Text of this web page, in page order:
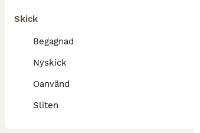
Skick
Begagnad
Nyskick
Oanvänd
Sliten